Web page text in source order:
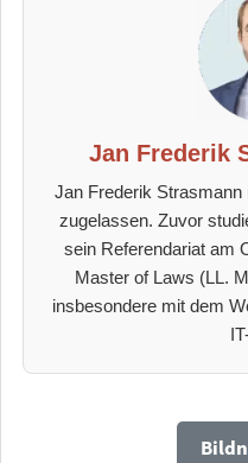
Jan Frederik
Jan Frederik
zugelassen. Zuvor
sein Referendariat am
Master of Laws (LL.
insbesondere mit dem